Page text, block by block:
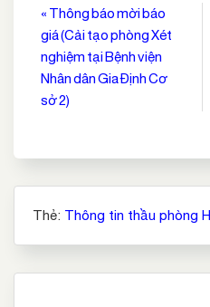
Điều
hướng
bài
viết
« Thông báo mời báo
giá (Cải tạo phòng Xét
nghiệm tại Bệnh viện
Nhân dân Gia Định Cơ
sở 2)
Thẻ: Thông tin thầu phòng